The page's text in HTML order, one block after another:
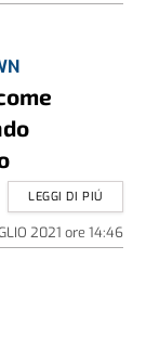
2021 ore 14:46
LEGGI DI PIÚ